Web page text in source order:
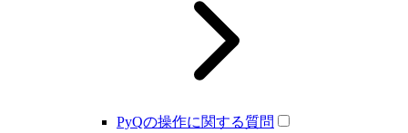
PyQの操作に関する質問